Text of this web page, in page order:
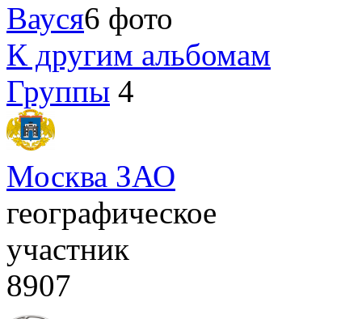
Вауся6 фото
К другим альбомам
Группы 4
Москва ЗАО
географическое
участник
8907